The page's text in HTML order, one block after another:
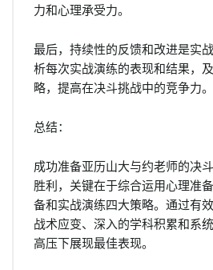
力和心理承受力。
最后，持续性的反馈和改进是实
析每次实战演练的表现和结果，
略，提高在决斗挑战中的竞争力。
总结：
成功准备亚历山大与约老师的决
胜利，关键在于综合运用心理准
备和实战演练四大策略。通过有
战术应变、深入的学科积累和系
高压下展现最佳表现。